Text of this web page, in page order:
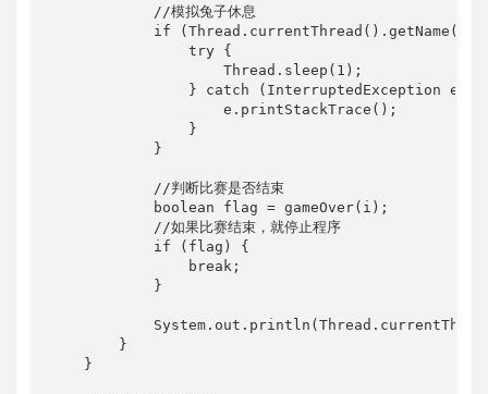
            //模拟兔子休息
if
                try {
                    Thread.sleep(1);
                } catch (InterruptedException e) {
                    e.printStackTrace();
                }
            }
            //判断比赛是否结束
            boolean flag = gameOver(i);
            //如果比赛结束，就停止程序
            if (flag) {
                break;
            }
        }
    }